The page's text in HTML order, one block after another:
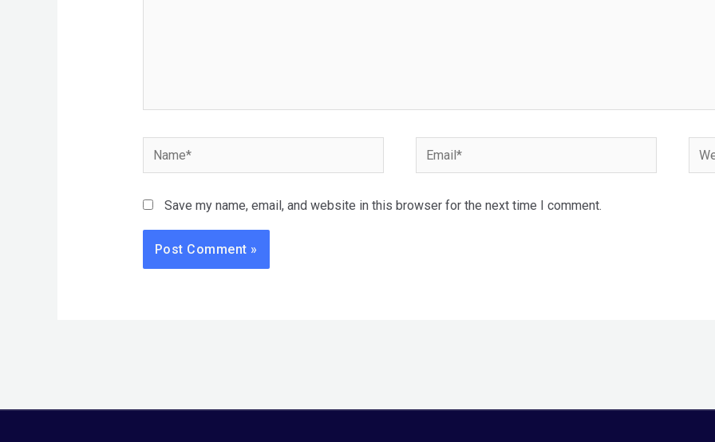
Name* Email*
Save my name, email, and website in this browser for the next time I comment.